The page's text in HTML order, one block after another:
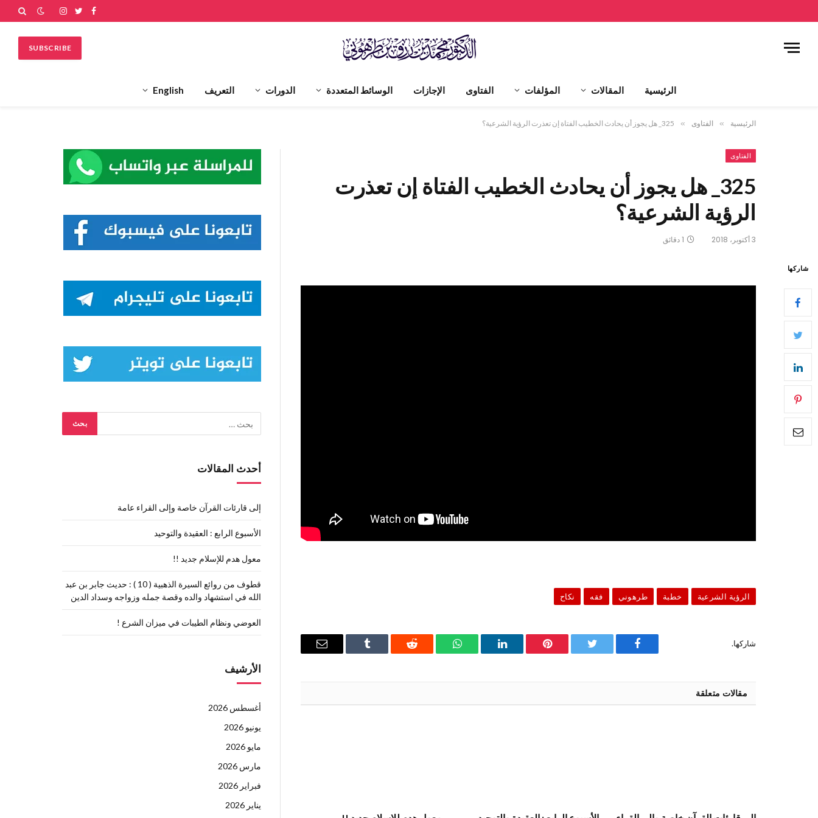
فيسبوك
تويترالانستغرام
SUBSCRIBE
الرئيسية المقالات المؤلفات الفتاوى الإجازات الوسائط المتعددة الدورات التعريف English
الرئيسية » الفتاوى » 325_ هل يجوز أن يحادث الخطيب الفتاة إن تعذرت الرؤية الشرعية؟
الفتاوى
325_ هل يجوز أن يحادث الخطيب الفتاة إن تعذرت
الرؤية الشرعية؟
3 أكتوبر، 2018 1 دقائق
شاركها
الرؤية الشرعية خطبة طرهوني فقه نكاح
شاركها.
فيسبوك تويتر بينتيريستلينكدإن واتساب رديت Tumblr
البريد
مقالات متعلقة
أحدث المقالات
إلى قارئات القرآن خاصة وإلى القراء عامة
الأسبوع الرابع : العقيدة والتوحيد
معول هدم للإسلام جديد !!
قطوف من روائع السيرة الذهبية ( 10 ) : حديث جابر بن عبد
الله في استشهاد والده وقصة جمله وزواجه وسداد الدين
العوضي ونظام الطيبات في ميزان الشرع !
الأرشيف
أغسطس 2026
يونيو 2026
مايو 2026
مارس 2026
فبراير 2026
يناير 2026